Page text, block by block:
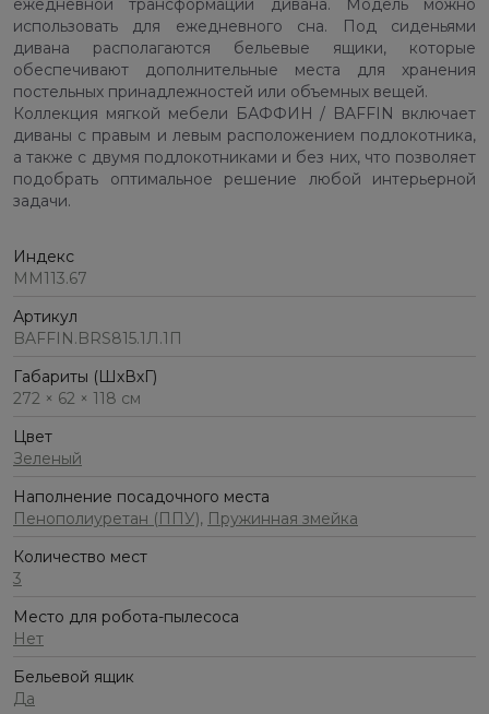
ежедневной трансформации дивана. Модель можно
использовать для ежедневного сна. Под сиденьями
дивана располагаются бельевые ящики, которые
обеспечивают дополнительные места для хранения
постельных принадлежностей или объемных вещей.
Коллекция мягкой мебели БАФФИН / BAFFIN включает
диваны с правым и левым расположением подлокотника,
а также с двумя подлокотниками и без них, что позволяет
подобрать оптимальное решение любой интерьерной
задачи.
Индекс
ММ113.67
Артикул
BAFFIN.BRS815.1Л.1П
Габариты (ШхВхГ)
272 × 62 × 118 см
Цвет
Зеленый
Наполнение посадочного места
Пенополиуретан (ППУ), Пружинная змейка
Количество мест
3
Место для робота-пылесоса
Нет
Бельевой ящик
Да